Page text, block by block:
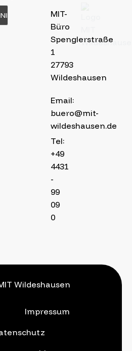
MIT-
Büro
Spenglerstraße
1
27793
Wildeshausen
Email:
buero@mit-
wildeshausen.de
Tel:
+49
4431
-
99
09
0
Wildeshausen
Impressum